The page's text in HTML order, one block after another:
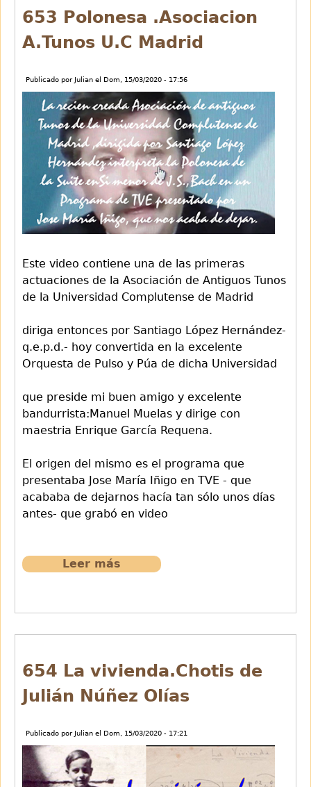
Jacques
Brel
653 Polonesa .Asociacion
A.Tunos U.C Madrid
Publicado por Julian el Dom, 15/03/2020 - 17:56
Este video contiene una de las primeras
actuaciones de la Asociación de Antiguos Tunos
de la Universidad Complutense de Madrid
diriga entonces por Santiago López Hernández-
q.e.p.d.- hoy convertida en la excelente
Orquesta de Pulso y Púa de dicha Universidad
que preside mi buen amigo y excelente
bandurrista:Manuel Muelas y dirige con
maestria Enrique García Requena.
El origen del mismo es el programa que
presentaba Jose María Iñigo en TVE - que
acababa de dejarnos hacía tan sólo unos días
antes- que grabó en video
Leer más
.Asociacion
Madrid
654 La vivienda.Chotis de
Julián Núñez Olías
Publicado por Julian el Dom, 15/03/2020 - 17:21